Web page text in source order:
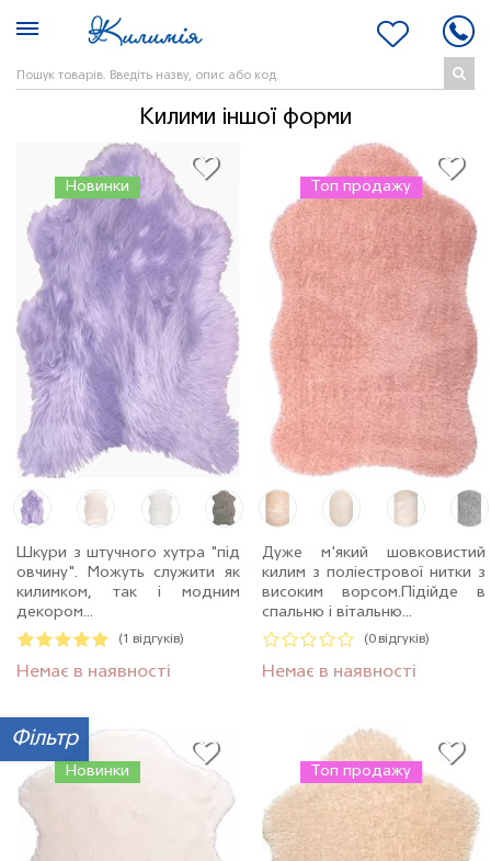
Фільтр
Килими іншої форми
Новинки
Шкури з штучного хутра "під
овчину". Можуть служити як
килимком, так і модним
декором...
(1 відгуків)
Немає в наявності
Топ продажу
Дуже м'який шовковистий
килим з поліестрової нитки з
високим ворсом.Пiдiйде в
спальню і вітальню...
(0 відгуків)
Немає в наявності
Новинки Топ продажу